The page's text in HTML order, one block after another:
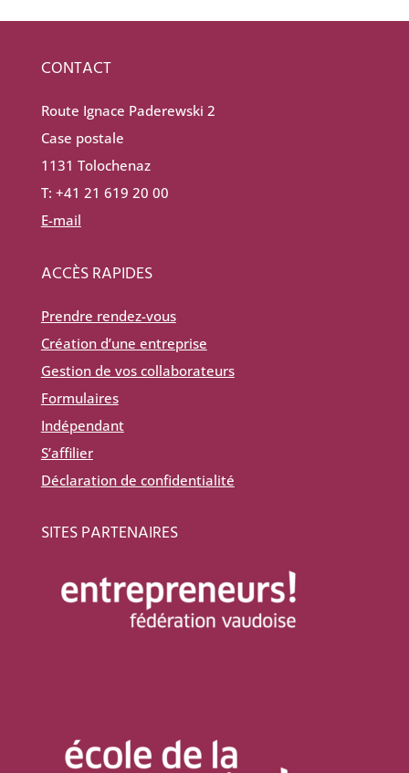
CONTACT
Route Ignace Paderewski 2
Case postale
1131 Tolochenaz
T: +41 21 619 20 00
E-mail
ACCÈS RAPIDES
Prendre rendez-vous
Création d’une entreprise
Gestion de vos collaborateurs
Formulaires
Indépendant
S’affilier
Déclaration de confidentialité
SITES PARTENAIRES